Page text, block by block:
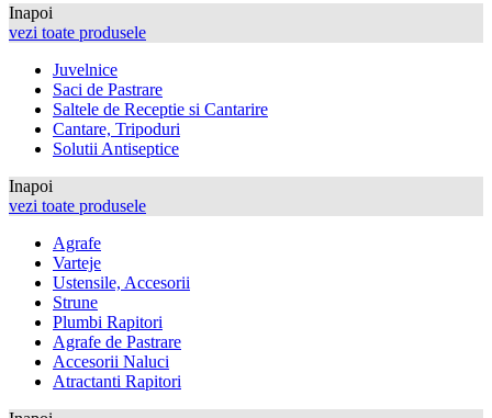
Inapoi
vezi toate produsele
Juvelnice
Saci de Pastrare
Saltele de Receptie si Cantarire
Cantare, Tripoduri
Solutii Antiseptice
Inapoi
vezi toate produsele
Agrafe
Varteje
Ustensile, Accesorii
Strune
Plumbi Rapitori
Agrafe de Pastrare
Accesorii Naluci
Atractanti Rapitori